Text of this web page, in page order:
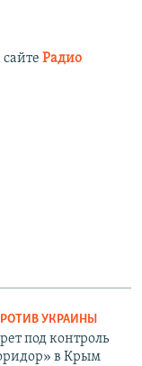
Радио
УКРАИНЫ
под контроль
в Крым